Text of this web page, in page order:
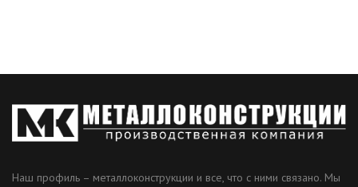
Наш профиль – металлоконструкции и все, что с ними связано. Мы